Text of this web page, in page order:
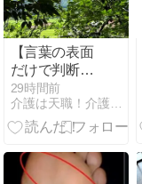
【言葉の表面
だけで判断を
しないこと】
29時間前
介護は天職！介護士が伝える日々を幸せに生きるためのヒント